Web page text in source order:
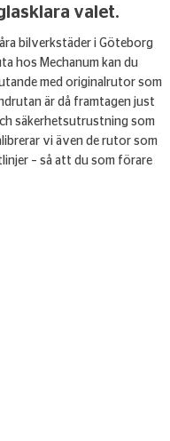
valet.
bilverkstäder i Göteborg
hos Mechanum kan du
med originalrutor som
är då framtagen just
säkerhetsutrustning som
vi även de rutor som
– så att du som förare